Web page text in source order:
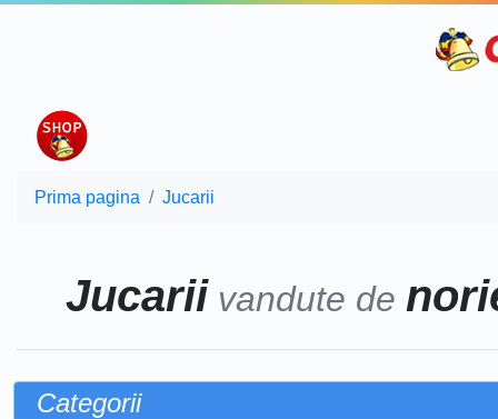
Prima pagina Jucarii
Jucariivandute de
Categorii